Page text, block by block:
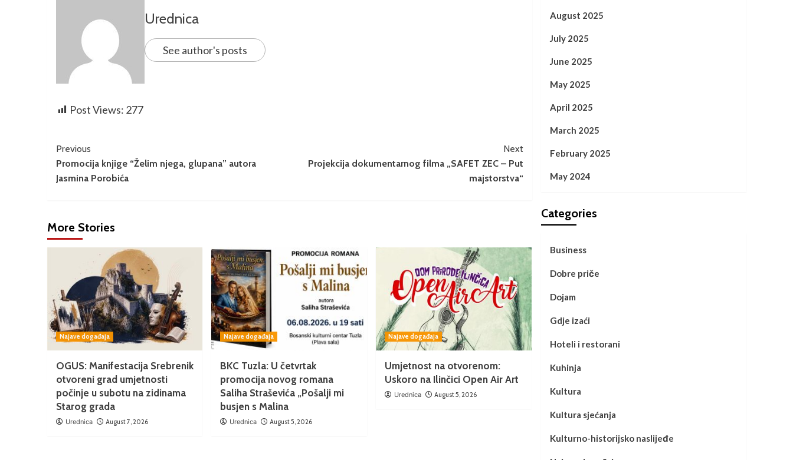
Urednica
See author's posts
Post Views: 277
Previous
Promocija knjige “Želim njega, glupana” autora
Jasmina Porobića
Next
Projekcija dokumentarnog filma „SAFET ZEC – Put
majstorstva“
More Stories
Najave događaja
OGUS: Manifestacija Srebrenik
otvoreni grad umjetnosti
počinje u subotu na zidinama
Starog grada
Urednica August 7, 2026
Najave događaja
BKC Tuzla: U četvrtak
promocija novog romana
Saliha Straševića „Pošalji mi
busjen s Malina
Urednica August 5, 2026
Najave događaja
Umjetnost na otvorenom:
Uskoro na Ilinčici Open Air Art
Urednica August 5, 2026
August 2025
July 2025
June 2025
May 2025
April 2025
March 2025
February 2025
May 2024
Categories
Business
Dobre priče
Dojam
Gdje izaći
Hoteli i restorani
Kuhinja
Kultura
Kultura sjećanja
Kulturno-historijsko naslijeđe